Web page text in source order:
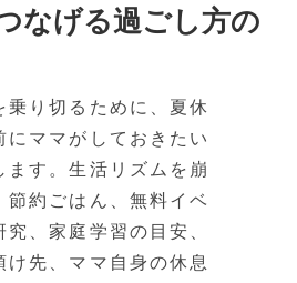
なげる過ごし方の
乗り切るために、夏休
にママがしておきたい
ます。生活リズムを崩
節約ごはん、無料イベ
究、家庭学習の目安、
け先、ママ自身の休息